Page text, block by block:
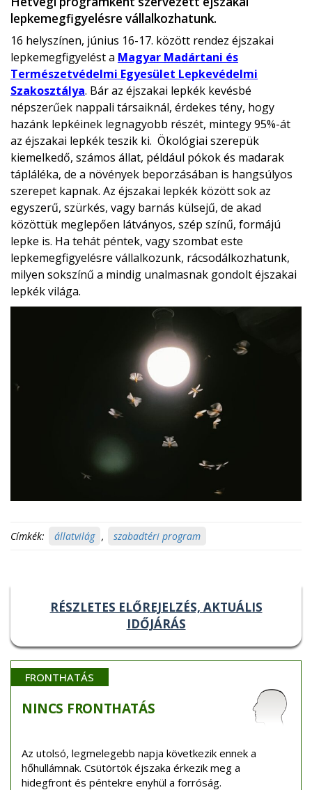
lepkemegfigyelésre vállalkozhatunk.
16 helyszínen, június 16-17. között rendez éjszakai
lepkemegfigyelést a Magyar Madártani és
Természetvédelmi Egyesület Lepkevédelmi
Szakosztálya. Bár az éjszakai lepkék kevésbé
népszerűek nappali társaiknál, érdekes tény, hogy
hazánk lepkéinek legnagyobb részét, mintegy 95%-át
az éjszakai lepkék teszik ki. Ökológiai szerepük
kiemelkedő, számos állat, például pókok és madarak
tápláléka, de a növények beporzásában is hangsúlyos
szerepet kapnak. Az éjszakai lepkék között sok az
egyszerű, szürkés, vagy barnás külsejű, de akad
közöttük meglepően látványos, szép színű, formájú
lepke is. Ha tehát péntek, vagy szombat este
lepkemegfigyelésre vállalkozunk, rácsodálkozhatunk,
milyen sokszínű a mindig unalmasnak gondolt éjszakai
lepkék világa.
Címkék: állatvilág , szabadtéri program
RÉSZLETES ELŐREJELZÉS, AKTUÁLIS
IDŐJÁRÁS
FRONTHATÁS
NINCS FRONTHATÁS
Az utolsó, legmelegebb napja következik ennek a
hőhullámnak. Csütörtök éjszaka érkezik meg a
hidegfront és péntekre enyhül a forróság.